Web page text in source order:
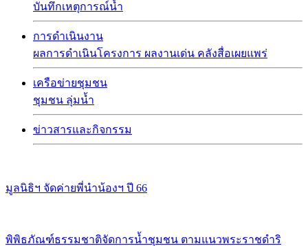
บันทึกเหตุการณ์น้ำ
การดำเนินงาน
ผลการดำเนินโครงการ ผลงานเด่น คลังสื่อเผยแพร่
เครือข่ายชุมชน
ชุมชน ลุ่มน้ำ
ข่าวสารและกิจกรรม
มูลนิธิฯ จัดค่ายพี่นำน้องฯ ปี 66
พิพิธภัณฑ์ธรรมชาติจัดการน้ำชุมชน ตามแนวพระราชดำริ